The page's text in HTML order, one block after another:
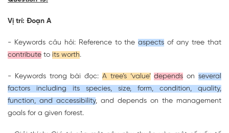
Vị trí: Đoạn A
- Keywords câu hỏi: Reference to theaspects of any tree that
contribute to its worth.
- Keywords trong bài đọc: A tree’s ‘value’ depends onseveral
factors including its species, size, form, condition, quality,
function, and accessibility, and depends on the management
goals for a given forest.